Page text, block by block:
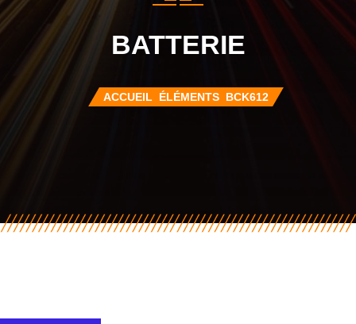
BATTERIE
ACCUEIL ÉLÉMENTS BCK612